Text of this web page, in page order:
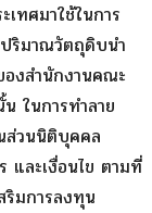
เทศมาใช้ในการ
ริมาณวัตถุดิบนำ
องสำนักงานคณะ
ในการทำลาย
ส่วนนิติบุคคล
ละเงื่อนไข ตามที่
ริมการลงทุน